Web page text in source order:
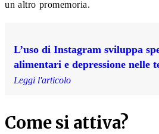
un altro promemoria.
L’uso di Instagram sviluppa
alimentari e depressione nelle
Leggi l'articolo
Come si attiva?